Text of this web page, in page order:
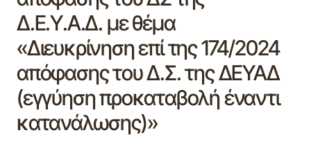
Δ.Ε.Υ.Α.Δ. με θέμα
«Διευκρίνηση επί της 174/2024
απόφασης του Δ.Σ. της ΔΕΥΑΔ
(εγγύηση προκαταβολή έναντι
κατανάλωσης)»